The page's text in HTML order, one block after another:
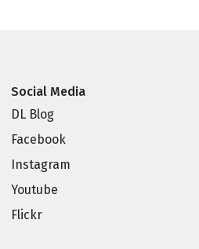
Social Media
DL Blog
Facebook
Instagram
Youtube
Flickr